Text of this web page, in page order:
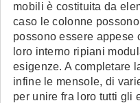
mobili è costituita da
caso le colonne
possono essere appese
loro interno ripiani
esigenze. A completare
infine le mensole, di
per unire fra loro tutti gli